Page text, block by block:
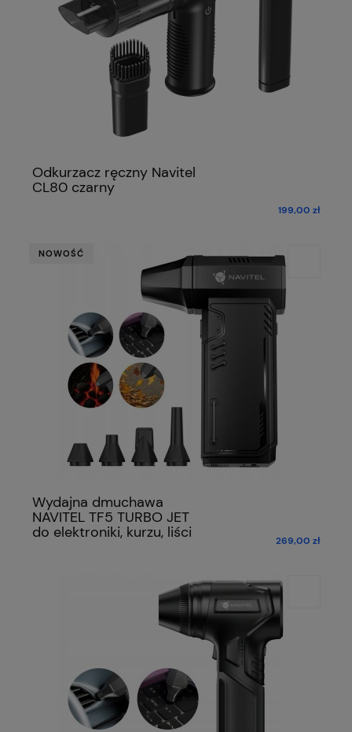
Odkurzacz ręczny Navitel
CL80 czarny
199,00 zł
Wydajna dmuchawa
NAVITEL TF5 TURBO JET
do elektroniki, kurzu, liści 269,00 zł
NOWOŚĆ